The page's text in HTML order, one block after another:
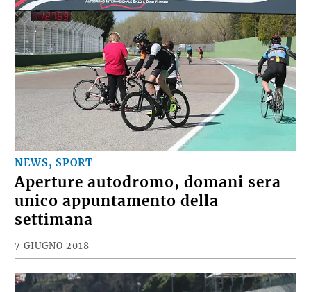
NEWS, SPORT
Aperture autodromo, domani sera
unico appuntamento della
settimana
7 GIUGNO 2018